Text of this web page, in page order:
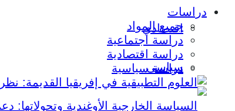
اقتصادي
سياسي
دراسات
جميع المواد
دراسة اجتماعية
دراسة اقتصادية
دراسة سياسية